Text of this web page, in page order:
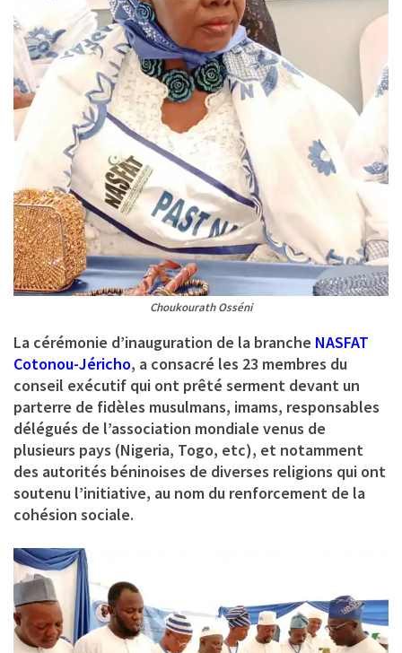
Choukourath Osséni
La cérémonie d’inauguration de la branche NASFAT
Cotonou-Jéricho, a consacré les 23 membres du
conseil exécutif qui ont prêté serment devant un
parterre de fidèles musulmans, imams, responsables
délégués de l’association mondiale venus de
plusieurs pays (Nigeria, Togo, etc), et notamment
des autorités béninoises de diverses religions qui ont
soutenu l’initiative, au nom du renforcement de la
cohésion sociale.